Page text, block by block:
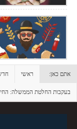
אתם כאן: ראשי
בעקבות החלטת הממשלה: